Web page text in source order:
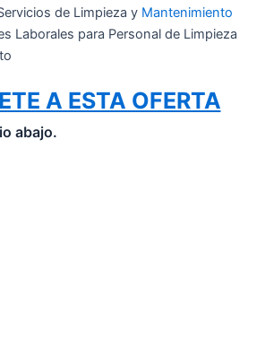
de Limpieza y Mantenimiento
Laborales para Personal de Limpieza
A ESTA OFERTA
abajo.